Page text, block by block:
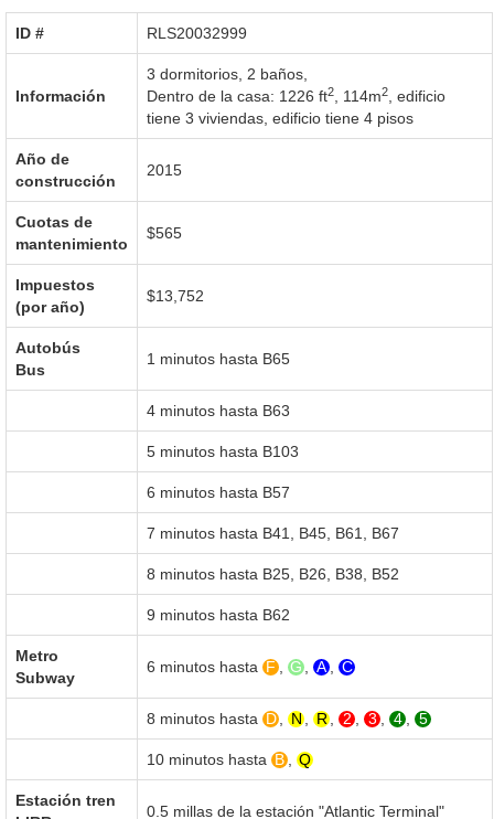
ID #‎ RLS20032999
Información
3 dormitorios, 2 baños,
Dentro de la casa: 1226 ft2 114m2
edificio
tiene 3 viviendas edificio tiene 4 pisos
Año de
construcción
2015
Cuotas de
mantenimiento
$565
Impuestos
(por año)
$13,752
Autobús
Bus
1 minutos hasta B65
4 minutos hasta B63
5 minutos hasta B103
6 minutos hasta B57
7 minutos hasta B41, B45, B61, B67
8 minutos hasta B25, B26, B38, B52
9 minutos hasta B62
Metro
Subway
6 minutos hasta F G A C
8 minutos hasta D N R 2 3 4 5
10 minutos hasta B Q
Estación tren
0.5 millas de la estación "Atlantic Terminal"